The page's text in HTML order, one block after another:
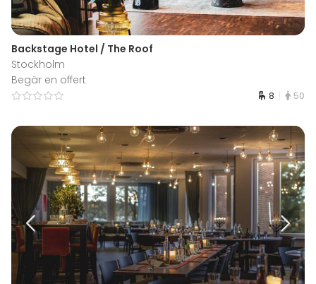
Backstage Hotel / The Roof
Stockholm
Begär en offert
8 50